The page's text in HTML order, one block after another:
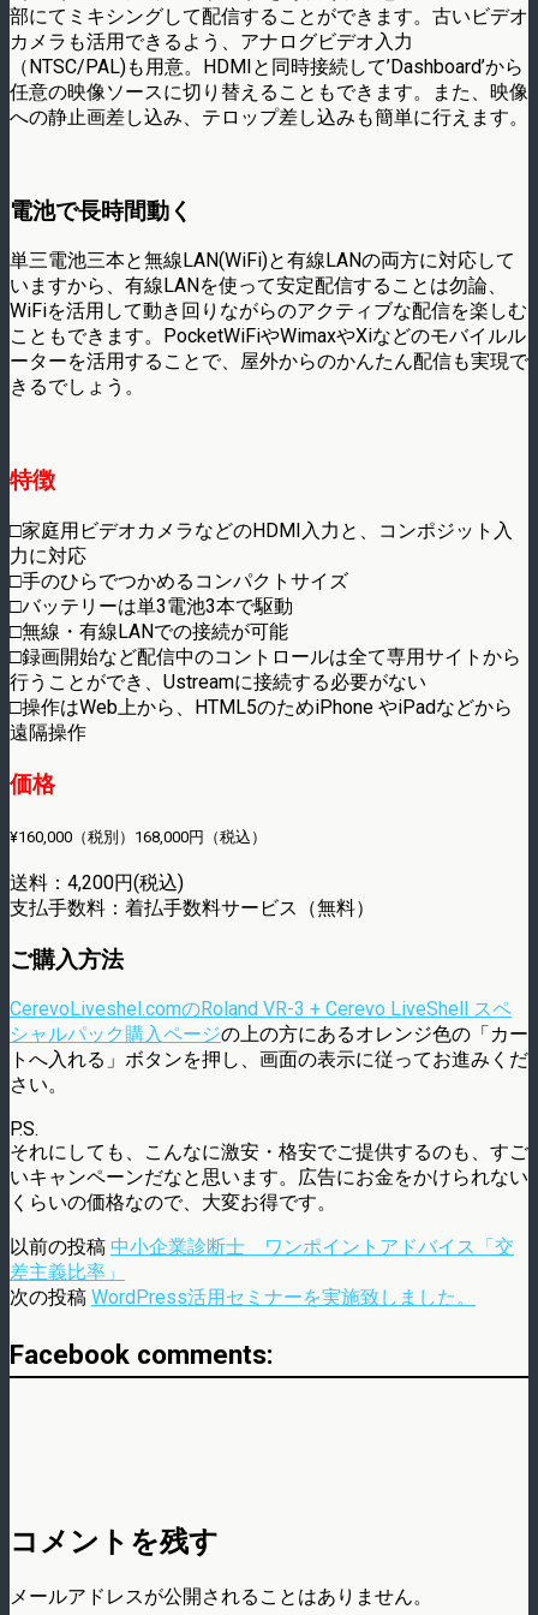
部にてミキシングして配信することができます。古いビデオ
カメラも活用できるよう、アナログビデオ入力
（NTSC/PAL)も用意。HDMIと同時接続して’Dashboard’から
任意の映像ソースに切り替えることもできます。また、映像
への静止画差し込み、テロップ差し込みも簡単に行えます。
電池で長時間動く
単三電池三本と無線LAN(WiFi)と有線LANの両方に対応して
いますから、有線LANを使って安定配信することは勿論、
WiFiを活用して動き回りながらのアクティブな配信を楽しむ
こともできます。PocketWiFiやWimaxやXiなどのモバイルル
ーターを活用することで、屋外からのかんたん配信も実現で
きるでしょう。
特徴
□家庭用ビデオカメラなどのHDMI入力と、コンポジット入
力に対応
□手のひらでつかめるコンパクトサイズ
□バッテリーは単3電池3本で駆動
□無線・有線LANでの接続が可能
□録画開始など配信中のコントロールは全て専用サイトから
行うことができ、Ustreamに接続する必要がない
□操作はWeb上から、HTML5のためiPhone やiPadなどから
遠隔操作
価格
¥160,000（税別）168,000円（税込）
送料：4,200円(税込)
支払手数料：着払手数料サービス（無料）
ご購入方法
CerevoLiveshel.comのRoland VR-3 + Cerevo LiveShell スペ
シャルパック購入ページの上の方にあるオレンジ色の「カー
トへ入れる」ボタンを押し、画面の表示に従ってお進みくだ
さい。
P.S.
それにしても、こんなに激安・格安でご提供するのも、すご
いキャンペーンだなと思います。広告にお金をかけられない
くらいの価格なので、大変お得です。
以前の投稿 中小企業診断士 ワンポイントアドバイス「交
差主義比率」
次の投稿 WordPress活用セミナーを実施致しました。
Facebook comments:
コメントを残す
メールアドレスが公開されることはありません。